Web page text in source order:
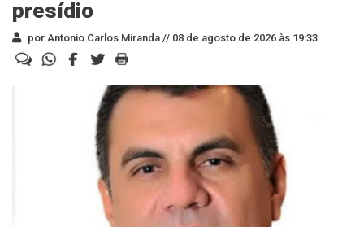
presídio
por Antonio Carlos Miranda // 08 de agosto de 2026 às 19:33